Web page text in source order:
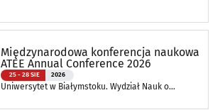
Międzynarodowa konferencja naukowa
ATEE Annual Conference 2026
25 - 28 SIE 2026
Uniwersytet w Białymstoku. Wydział Nauk o